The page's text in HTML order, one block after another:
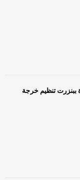
ببنزرت تنظيم خرجة